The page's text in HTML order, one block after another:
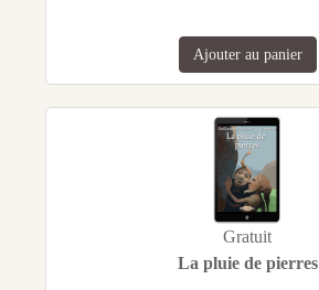
Ajouter au panier
Gratuit
La pluie de pierres